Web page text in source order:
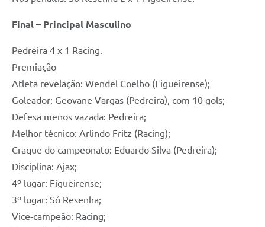
Final – Principal Masculino
Pedreira 4 x 1 Racing.
Premiação
Atleta revelação: Wendel Coelho (Figueirense);
Goleador: Geovane Vargas (Pedreira), com 10 gols;
Defesa menos vazada: Pedreira;
Melhor técnico: Arlindo Fritz (Racing);
Craque do campeonato: Eduardo Silva (Pedreira);
Disciplina: Ajax;
4º lugar: Figueirense;
3º lugar: Só Resenha;
Vice-campeão: Racing;